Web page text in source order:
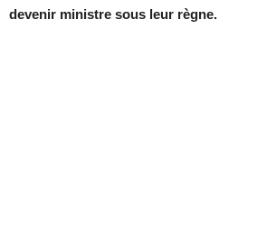
devenir ministre sous leur règne.